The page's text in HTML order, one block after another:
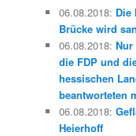
06.08.2018: Die
Brücke wird
06.08.2018: Nur
die FDP und
hessischen
beantworteten
06.08.2018:
Heierhoff